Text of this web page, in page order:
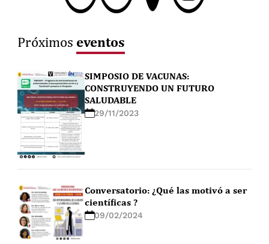
Próximos eventos
SIMPOSIO DE VACUNAS:
CONSTRUYENDO UN FUTURO
SALUDABLE
29/11/2023
Conversatorio: ¿Qué las motivó a ser
científicas ?
09/02/2024